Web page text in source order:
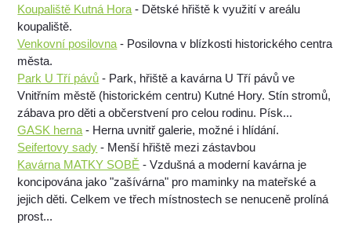
Koupaliště Kutná Hora - Dětské hřiště k využití v areálu
koupaliště.
Venkovní posilovna - Posilovna v blízkosti historického centra
města.
Park U Tří pávů - Park, hřiště a kavárna U Tří pávů ve
Vnitřním městě (historickém centru) Kutné Hory. Stín stromů,
zábava pro děti a občerstvení pro celou rodinu. Písk...
GASK herna - Herna uvnitř galerie, možné i hlídání.
Seifertovy sady - Menší hřiště mezi zástavbou
Kavárna MATKY SOBĚ - Vzdušná a moderní kavárna je
koncipována jako "zašívárna" pro maminky na mateřské a
jejich děti. Celkem ve třech místnostech se nenuceně prolíná
prost...